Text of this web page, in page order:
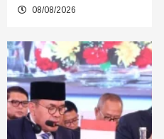
08/08/2026